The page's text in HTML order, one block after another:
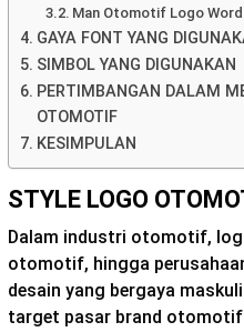
Man Otomotif Logo
GAYA FONT YANG
SIMBOL YANG DIGUNAKAN
PERTIMBANGAN DALAM
OTOMOTIF
KESIMPULAN
STYLE LOGO
Dalam industri otomotif,
otomotif, hingga
desain yang bergaya
target pasar brand otomotif